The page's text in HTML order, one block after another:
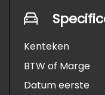
Kenteken
BTW of Marge
Datum eerste